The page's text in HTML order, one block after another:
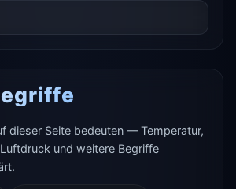
dieser Seite bedeuten — Temperatur,
und weitere Begriffe